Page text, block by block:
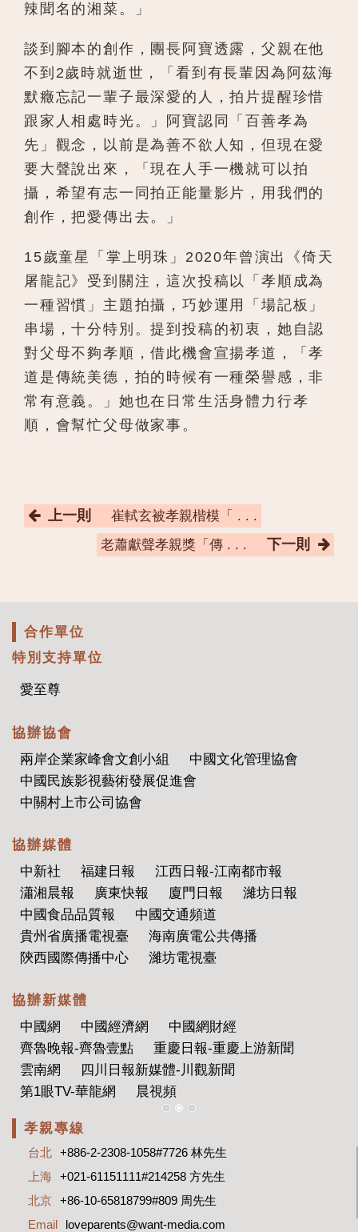
辣聞名的湘菜。」
談到腳本的創作，團長阿寶透露，父親在他
不到2歲時就逝世，「看到有長輩因為阿茲海
默癥忘記一輩子最深愛的人，拍片提醒珍惜
跟家人相處時光。」阿寶認同「百善孝為
先」觀念，以前是為善不欲人知，但現在愛
要大聲說出來，「現在人手一機就可以拍
攝，希望有志一同拍正能量影片，用我們的
創作，把愛傳出去。」
15歲童星「掌上明珠」2020年曾演出《倚天
屠龍記》受到關注，這次投稿以「孝順成為
一種習慣」主題拍攝，巧妙運用「場記板」
串場，十分特別。提到投稿的初衷，她自認
對父母不夠孝順，借此機會宣揚孝道，「孝
道是傳統美德，拍的時候有一種榮譽感，非
常有意義。」她也在日常生活身體力行孝
順，會幫忙父母做家事。
上一則
崔軾玄被孝親楷模「 . . .
老蕭獻聲孝親獎「傳 . . .
下一則
合作單位
特別支持單位
愛至尊
協辦協會
兩岸企業家峰會文創小組
中國文化管理協會
中國民族影視藝術發展促進會
中關村上市公司協會
協辦媒體
中新社
福建日報
江西日報-江南都市報
瀟湘晨報
廣東快報 廈門日報
濰坊日報
中國食品品質報
中國交通頻道
貴州省廣播電視臺
海南廣電公共傳播
陝西國際傳播中心
濰坊電視臺
協辦新媒體
中國網
中國經濟網
中國網財經
齊魯晚報-齊魯壹點
重慶日報-重慶上游新聞
雲南網
四川日報新媒體-川觀新聞
第1眼TV-華龍網
晨視頻
孝親專線
台北 +886-2-2308-1058#7726 林先生
上海 +021-61151111#214258 方先生
北京 +86-10-65818799#809 周先生
Email
loveparents@want-media.com